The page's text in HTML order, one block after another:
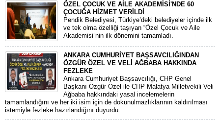
ÖZEL ÇOCUK VE AİLE AKADEMİSİ'NDE 60
ÇOCUĞA HİZMET VERİLDİ
Pendik Belediyesi, Türkiye’deki belediyeler içinde ilk
ve tek olma özelliği taşıyan “Özel Çocuk ve Aile
Akademisi”nin ilk dönemini tamamladı.
ANKARA CUMHURİYET BAŞSAVCILIĞINDAN
ÖZGÜR ÖZEL VE VELİ AĞBABA HAKKINDA
FEZLEKE
​Ankara Cumhuriyet Başsavcılığı, CHP Genel
Başkanı Özgür Özel ile CHP Malatya Milletvekili Veli
Ağbaba hakkındaki yasal incelemelerin
tamamlandığını ve her iki isim için de dokunulmazlıklarının kaldırılması
istemiyle fezleke hazırlandığını duyurdu.